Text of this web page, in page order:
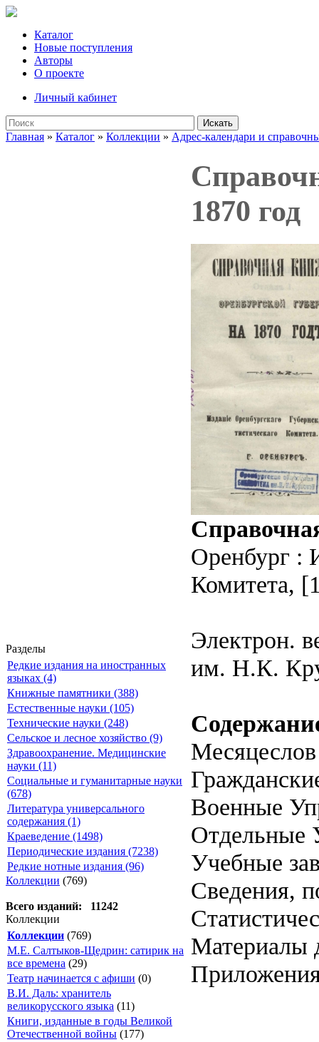
Каталог
Новые поступления
Авторы
О проекте
Личный кабинет
Искать
Главная » Каталог » Коллекции » Адрес-календари и
Разделы
Редкие издания на иностранных
языках (4)
Книжные памятники (388)
Естественные науки (105)
Технические науки (248)
Сельское и лесное хозяйство (9)
Здравоохранение. Медицинские
науки (11)
Социальные и гуманитарные науки
(678)
Литература универсального
содержания (1)
Краеведение (1498)
Периодические издания (7238)
Редкие нотные издания (96)
Коллекции (769)
Всего изданий: 11242
Коллекции
Коллекции (769)
М.Е. Салтыков-Щедрин: сатирик на
все времена (29)
Театр начинается с афиши (0)
В.И. Даль: хранитель
великорусского языка (11)
Книги, изданные в годы Великой
Отечественной войны (177)
1870 год
Оренбург :
Комитета,
Электрон.
им. Н.К.
Военные
Отдельные
Учебные
Сведения,
Материалы